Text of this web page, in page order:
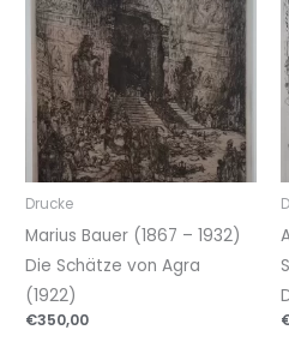
Drucke
Marius Bauer (1867 – 1932)
Die Schätze von Agra
(1922)
€350,00